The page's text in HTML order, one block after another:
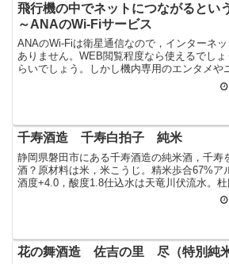
飛行機の中でネットにつながるとい
～ANAのWi-Fiサービス
ANAのWi-Fiは衛星通信なので，インターネッ
ありません。WEB閲覧程度なら使えるでし
らいでしょう。しかし機内専用のエンタメや
千寿酒造 千寿白拍子 純米
静岡県磐田市にある千寿酒造の純米酒，千寿
酒？原材料は米，米こうじ。精米歩合67%ア
酒度+4.0，酸度1.8仕込水は天竜川伏流水。杜
な味？色はややイエロー。香りはやや強めの
花の舞酒造 佐吉の里 尽（特別純米